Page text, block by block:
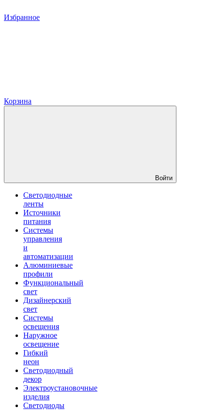
Избранное
Корзина
Войти
Светодиодные
ленты
Источники
питания
Системы
управления
и
автоматизации
Алюминиевые
профили
Функциональный
свет
Дизайнерский
свет
Системы
освещения
Наружное
освещение
Гибкий
неон
Светодиодный
декор
Электроустановочные
изделия
Светодиоды